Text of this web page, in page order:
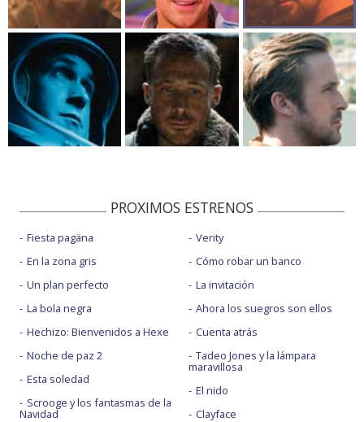
PROXIMOS ESTRENOS
Fiesta pagäna
En la zona gris
Un plan perfecto
La bola negra
Hechizo: Bienvenidos a Hexe
Noche de paz 2
Esta soledad
Scrooge y los fantasmas de la
Navidad
Verity
Cómo robar un banco
La invitación
Ahora los suegros son ellos
Cuenta atrás
Tadeo Jones y la lámpara
maravillosa
El nido
Clayface